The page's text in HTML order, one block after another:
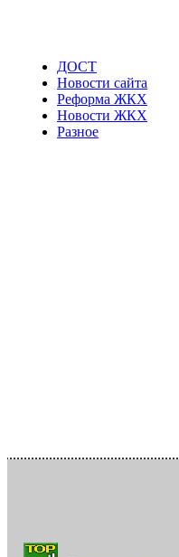
ДОСТ
Новости сайта
Реформа ЖКХ
Новости ЖКХ
Разное